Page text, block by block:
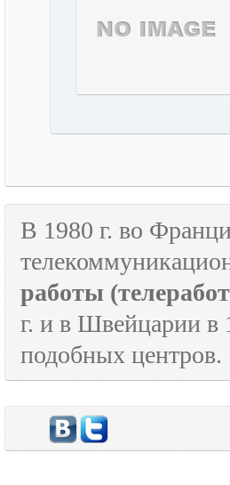
В 1980 г. во
работы
г. и в Швейцарии в
подобных центров.